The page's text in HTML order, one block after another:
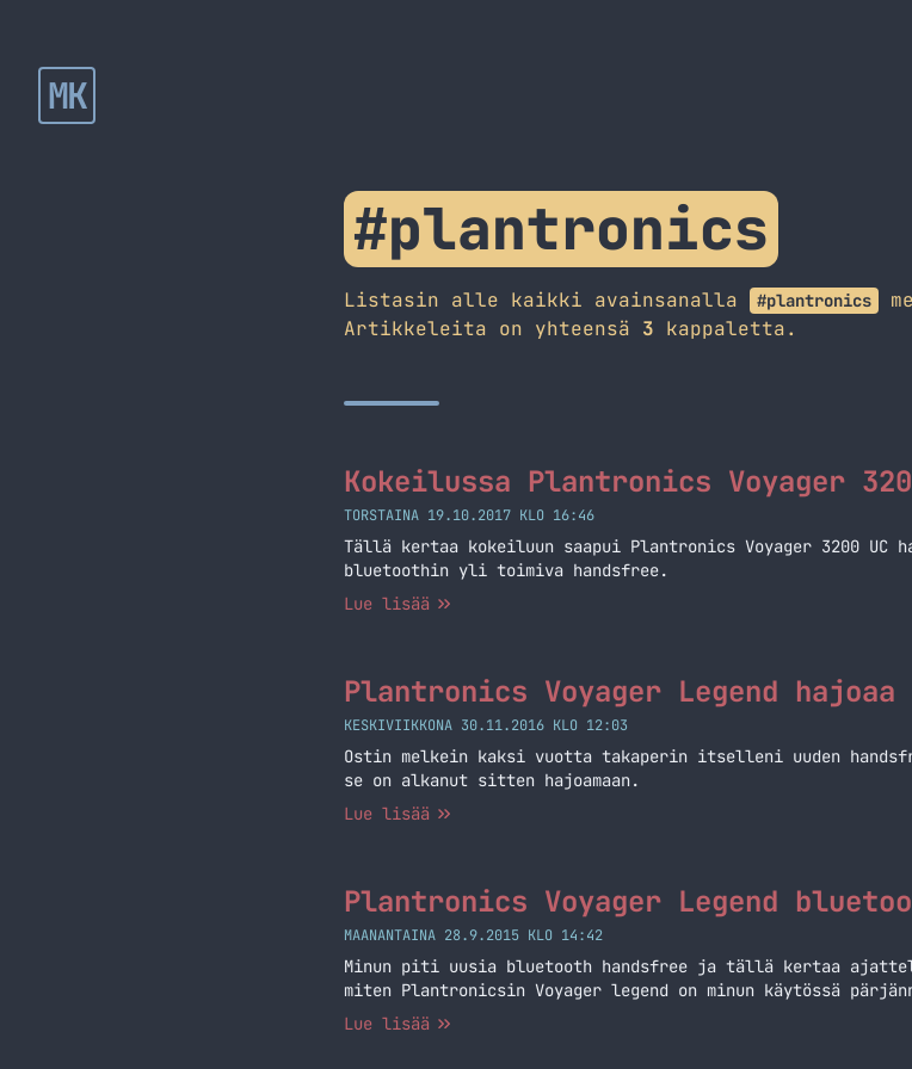
MK
#plantronics
Listasin alle kaikki avainsanalla #plantronics
Artikkeleita on yhteensä 3 kappaletta.
Kokeilussa Plantronics Voyager
TORSTAINA 19.10.2017 KLO 16:46
Tällä kertaa kokeiluun saapui Plantronics Voyager 3200 UC
bluetoothin yli toimiva handsfree.
Lue lisää
Plantronics Voyager Legend hajoaa
KESKIVIIKKONA 30.11.2016 KLO 12:03
Ostin melkein kaksi vuotta takaperin itselleni uuden
se on alkanut sitten hajoamaan.
Lue lisää
Plantronics Voyager Legend
MAANANTAINA 28.9.2015 KLO 14:42
Minun piti uusia bluetooth handsfree ja tällä kertaa
miten Plantronicsin Voyager legend on minun käytössä
Lue lisää